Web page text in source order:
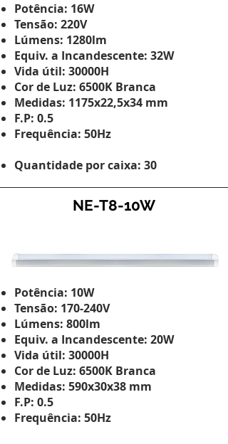
Potência: 16W
Tensão: 220V
Lúmens: 1280lm
Equiv. a Incandescente: 32W
Vida útil: 30000H
Cor de Luz: 6500K Branca
Medidas: 1175x22,5x34 mm
F.P: 0.5
Frequência: 50Hz
Quantidade por caixa: 30
NE-T8-10W
Potência: 10W
Tensão: 170-240V
Lúmens: 800lm
Equiv. a Incandescente: 20W
Vida útil: 30000H
Cor de Luz: 6500K Branca
Medidas: 590x30x38 mm
F.P: 0.5
Frequência: 50Hz